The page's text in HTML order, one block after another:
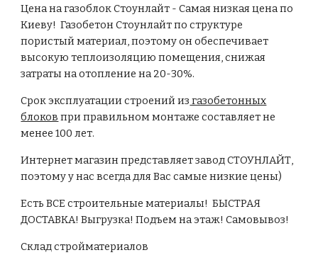
Цена на газоблок Стоунлайт - Самая низкая цена по
Киеву! Газобетон Стоунлайт по структуре
пористый материал, поэтому он обеспечивает
высокую теплоизоляцию помещения, снижая
затраты на отопление на 20-30%.
Срок эксплуатации строений из газобетонных
блоков при правильном монтаже составляет не
менее 100 лет.
Интернет магазин представляет завод СТОУНЛАЙТ,
поэтому у нас всегда для Вас самые низкие цены)
Есть ВСЕ строительные материалы! БЫСТРАЯ
ДОСТАВКА! Выгрузка! Подъем на этаж! Самовывоз!
Склад стройматериалов